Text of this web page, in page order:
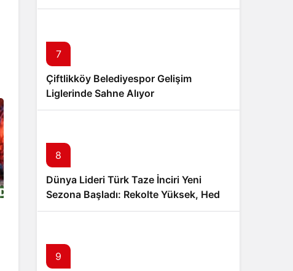
İş Birliği Sinyali Mi?
7
Çiftlikköy Belediyespor Gelişim
Liglerinde Sahne Alıyor
8
Dünya Lideri Türk Taze İnciri Yeni
Sezona Başladı: Rekolte Yüksek, Hedef
100 Milyon Dolar İhracat
9